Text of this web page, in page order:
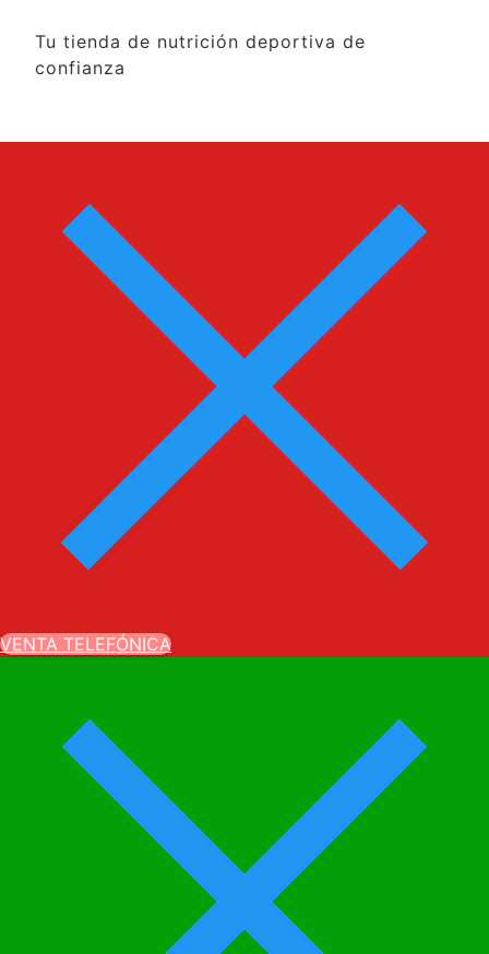
Tu tienda de nutrición deportiva de
confianza
VENTA TELEFÓNICA